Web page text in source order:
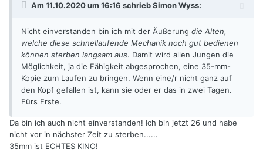
Am 11.10.2020 um 16:16 schriebSimon Wyss:
Nicht einverstanden bin ich mit der Äußerung die Alten,
welche diese schnellaufende Mechanik noch gut bedienen
können sterben langsam aus. Damit wird allen Jungen die
Möglichkeit, ja die Fähigkeit abgesprochen, eine 35-mm-
Kopie zum Laufen zu bringen. Wenn eine/r nicht ganz auf
den Kopf gefallen ist, kann sie oder er das in zwei Tagen.
Fürs Erste.
Da bin ich auch nicht einverstanden! Ich bin jetzt 26 und habe
nicht vor in nächster Zeit zu sterben......
35mm ist ECHTES KINO!